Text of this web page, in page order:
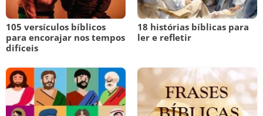
105 versículos bíblicos
para encorajar nos tempos
difíceis
18 histórias bíblicas para
ler e refletir